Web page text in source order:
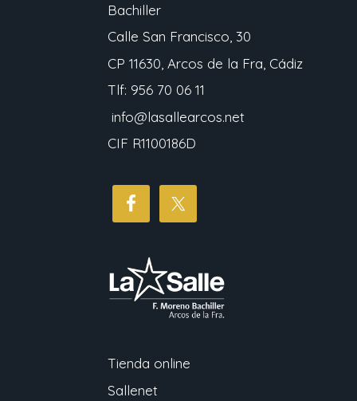
Bachiller
Calle San Francisco, 30
CP 11630, Arcos de la Fra, Cádiz
Tlf: 956 70 06 11
info@lasallearcos.net
CIF R1100186D
Tienda online
Sallenet